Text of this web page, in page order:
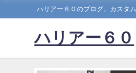
ハリアー６０のブログ。カスタ
ハリアー６０